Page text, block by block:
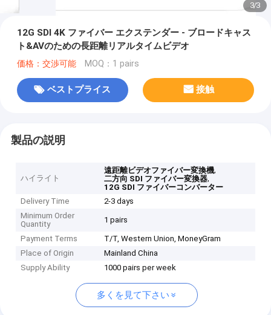
3/3
12G SDI 4K ファイバー エクステンダー - ブロードキャス
ト&AVのための長距離リアルタイムビデオ
価格：交渉可能 MOQ：1 pairs
ベストプライス 接触
製品の説明
ハイライト
遠距離ビデオファイバー変換機,
二方向 SDI ファイバー変換器,
12G SDI ファイバーコンバーター
Delivery Time
2-3 days
Minimum Order
Quantity
1 pairs
Payment Terms
T/T, Western Union, MoneyGram
Place of Origin
Mainland China
Supply Ability
1000 pairs per week
多くを見て下さい